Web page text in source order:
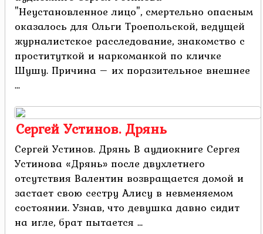
"Неустановленное лицо", смертельно опасным
оказалось для Ольги Троепольской, ведущей
журналистское расследование, знакомство с
проституткой и наркоманкой по кличке
Шушу. Причина – их поразительное внешнее
...
Сергей Устинов. Дрянь
Сергей Устинов. Дрянь В аудиокниге Сергея
Устинова «Дрянь» после двухлетнего
отсутствия Валентин возвращается домой и
застает свою сестру Алису в невменяемом
состоянии. Узнав, что девушка давно сидит
на игле, брат пытается ...